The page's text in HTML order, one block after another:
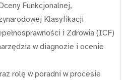
Funkcjonalnej,
Klasyfikacji
i Zdrowia (ICF)
w diagnozie i ocenie
rolę w poradni w procesie